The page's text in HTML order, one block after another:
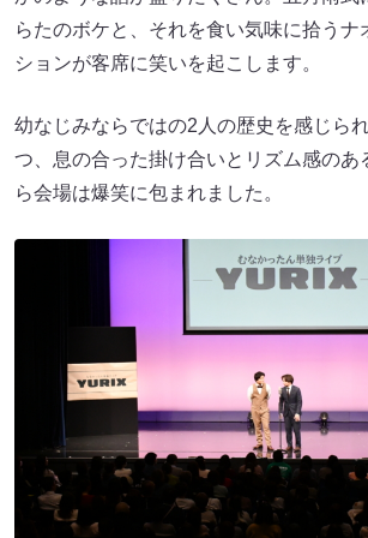
らたのボケと、それを食い気味に拾うナ
ションが客席に笑いを起こします。
幼なじみならではの2人の歴史を感じら
つ、息の合った掛け合いとリズム感のあ
ら会場は爆笑に包まれました。